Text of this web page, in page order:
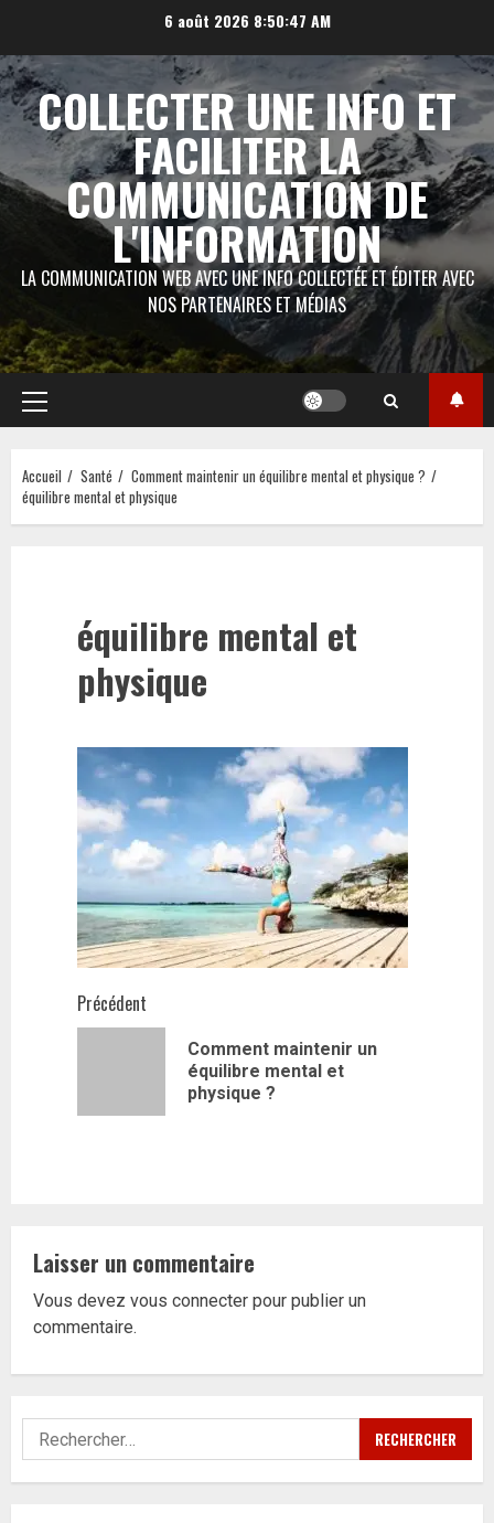
contenu
6 août 2026 8:50:48 AM
COLLECTER UNE INFO ET
FACILITER LA
COMMUNICATION DE
L'INFORMATION
LA COMMUNICATION WEB AVEC UNE INFO COLLECTÉE ET ÉDITER AVEC
NOS PARTENAIRES ET MÉDIAS
Menu
principal
Accueil Santé
Comment maintenir un équilibre mental et physique ?
équilibre mental et physique
équilibre mental et
physique
Navigation
Précédent
Comment maintenir un
équilibre mental et
physique ?
Laisser un commentaire
Vous devez vous connecter pour publier un
commentaire.
Rechercher :